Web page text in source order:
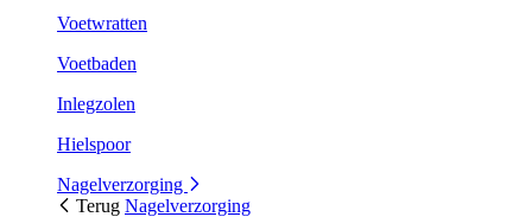
Voetwratten
Voetbaden
Inlegzolen
Hielspoor
Nagelverzorging
Terug Nagelverzorging